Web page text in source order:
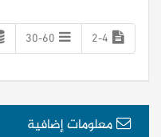
2-4
30-60
معلومات إضافية